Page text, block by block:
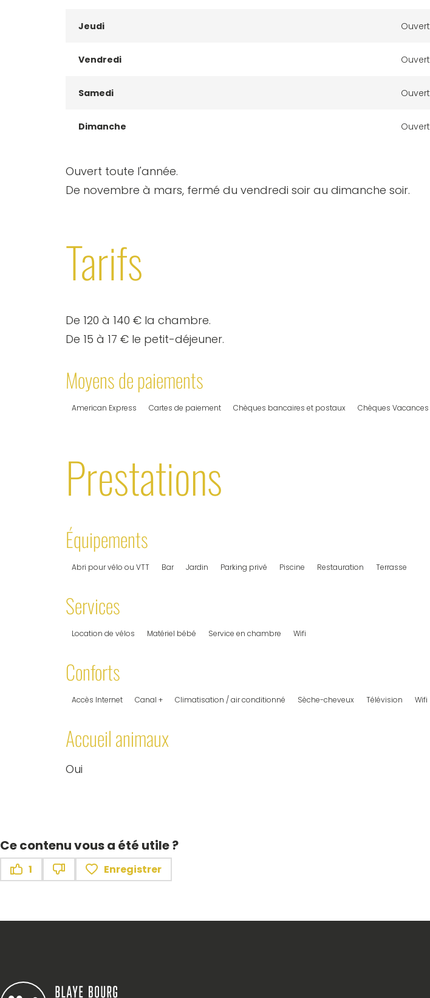
Jeudi Ouvert
Vendredi Ouvert
Samedi Ouvert
Dimanche Ouvert
Ouvert toute l'année.
De novembre à mars, fermé du vendredi soir au dimanche soir.
Tarifs
De 120 à 140 € la chambre.
De 15 à 17 € le petit-déjeuner.
Moyens de paiements
American Express Cartes de paiement Chèques bancaires et postaux Chèques Vacances
Prestations
Équipements
Abri pour vélo ou VTT Bar Jardin Parking privé Piscine Restauration Terrasse
Services
Location de vélos Matériel bébé Service en chambre Wifi
Conforts
Accès Internet Canal + Climatisation / air conditionné Sèche-cheveux Télévision Wifi
Accueil animaux
Oui
Ce contenu vous a été utile ?
1 Enregistrer